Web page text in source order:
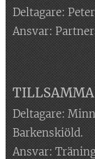
Deltagare:
Ansvar:
Deltagare:
Barkenskiöld.
Ansvar: